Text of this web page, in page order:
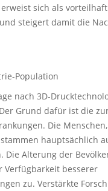
sich als
steigert damit die
Population
nach 3D-
Grund dafür ist die
Die
hauptsächlich
Die Alterung der
besserer
zu. Verstärkte